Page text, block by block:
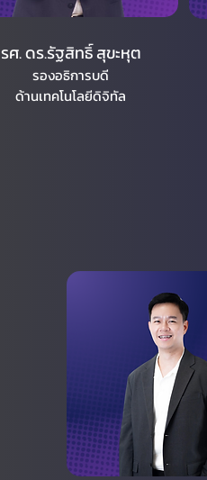
รศ. ดร.รัฐสิทธิ์ สุขะหุต
รองอธิการบดี​
ด้านเทคโนโลยีดิจิทัล